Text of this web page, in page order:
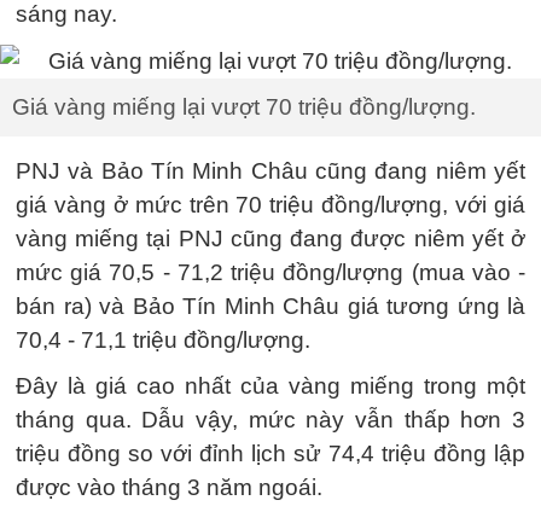
sáng nay.
Giá vàng miếng lại vượt 70 triệu đồng/lượng.
PNJ và Bảo Tín Minh Châu cũng đang niêm yết
giá vàng ở mức trên 70 triệu đồng/lượng, với giá
vàng miếng tại PNJ cũng đang được niêm yết ở
mức giá 70,5 - 71,2 triệu đồng/lượng (mua vào -
bán ra) và Bảo Tín Minh Châu giá tương ứng là
70,4 - 71,1 triệu đồng/lượng.
Đây là giá cao nhất của vàng miếng trong một
tháng qua. Dẫu vậy, mức này vẫn thấp hơn 3
triệu đồng so với đỉnh lịch sử 74,4 triệu đồng lập
được vào tháng 3 năm ngoái.